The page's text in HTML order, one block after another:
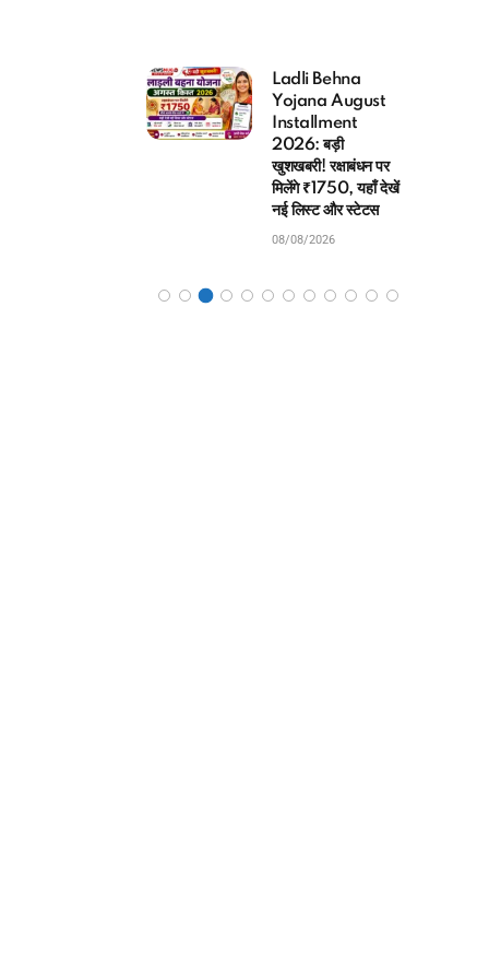
Har Ghar Tiranga
2026
Registration: शुभ
समाचार! ऐसे डाउनलोड करें
तिरंगा सर्टिफिकेट और लगाएं
अपनी सेल्फी
08/08/2026